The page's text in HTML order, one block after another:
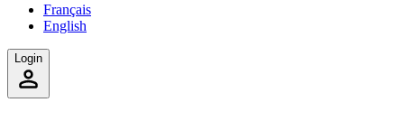
Français
English
Login